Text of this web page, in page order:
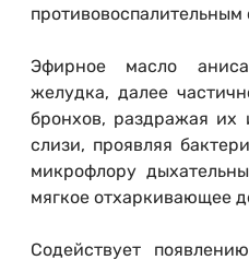
противовоспалительным
Эфирное масло
желудка, далее
бронхов, раздражая их
слизи, проявляя
микрофлору
мягкое отхаркивающее
Содействует